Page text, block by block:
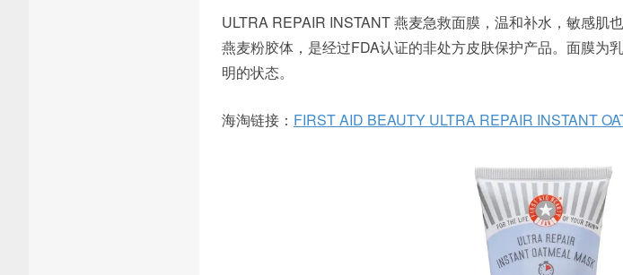
ULTRA REPAIR INSTANT 燕麦急救面膜，温和补水，敏感肌
燕麦粉胶体，是经过FDA认证的非处方皮肤保护产品。面膜为
明的状态。
海淘链接： FIRST AID BEAUTY ULTRA REPAIR INSTANT